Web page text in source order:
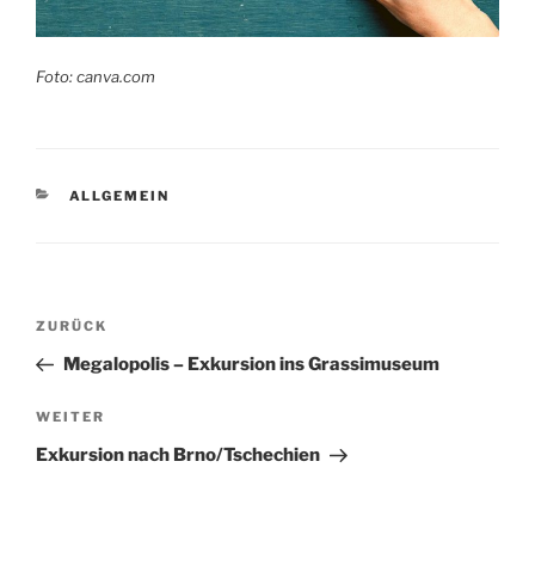
Foto: canva.com
KATEGORIEN
ALLGEMEIN
Beitragsnavigation
Vorheriger
Beitrag
ZURÜCK
Megalopolis – Exkursion ins Grassimuseum
Nächster
Beitrag
WEITER
Exkursion nach Brno/Tschechien